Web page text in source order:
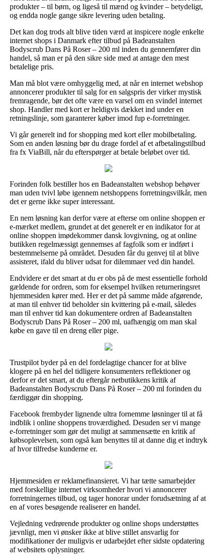
produkter – til børn, og ligeså til mænd og kvinder – betydeligt,
og endda nogle gange sikre levering uden betaling.
Det kan dog trods alt blive tiden værd at inspicere nogle enkelte
internet shops i Danmark efter tilbud på Badeanstalten
Bodyscrub Dans På Roser – 200 ml inden du gennemfører din
handel, så man er på den sikre side med at antage den mest
betalelige pris.
Man må blot være omhyggelig med, at når en internet webshop
annoncerer produkter til salg for en salgspris der virker mystisk
fremragende, bør det ofte være en varsel om en svindel internet
shop. Handler med kort er heldigvis dækket ind under en
retningslinje, som garanterer køber imod fup e-forretninger.
Vi går generelt ind for shopping med kort eller mobilbetaling.
Som en anden løsning bør du drage fordel af et afbetalingstilbud
fra fx ViaBill, når du efterspørger at betale beløbet over tid.
Forinden folk bestiller hos en Badeanstalten webshop behøver
man uden tvivl løbe igennem netshoppens forretningsvilkår, men
det er gerne ikke super interessant.
En nem løsning kan derfor være at efterse om online shoppen er
e-mærket medlem, grundet at det generelt er en indikator for at
online shoppen imødekommer dansk lovgivning, og at online
butikken regelmæssigt gennemses af fagfolk som er indført i
bestemmelserne på området. Desuden får du genvej til at blive
assisteret, ifald du bliver udsat for dilemmaer ved din handel.
Endvidere er det smart at du er obs på de mest essentielle forhold
gældende for ordren, som for eksempel hvilken returneringsret
hjemmesiden kører med. Her er det på samme måde afgørende,
at man til enhver tid beholder sin kvittering på e-mail, således
man til enhver tid kan dokumentere ordren af Badeanstalten
Bodyscrub Dans På Roser – 200 ml, uafhængig om man skal
købe en gave til en dreng eller pige.
Trustpilot byder på en del fordelagtige chancer for at blive
klogere på en hel del tidligere konsumenters reflektioner og
derfor er det smart, at du eftergår netbutikkens kritik af
Badeanstalten Bodyscrub Dans På Roser – 200 ml forinden du
færdiggør din shopping.
Facebook frembyder lignende ultra fornemme løsninger til at få
indblik i online shoppens troværdighed. Desuden ser vi mange
e-forretninger som gør det muligt at sammensætte en kritik af
købsoplevelsen, som også kan benyttes til at danne dig et indtryk
af hvor tilfredse kunderne er.
Hjemmesiden er reklamefinansieret. Vi har tætte samarbejder
med forskellige internet virksomheder hvori vi annoncerer
forretningernes tilbud, og tager honorar under forudsætning af at
en af vores besøgende realiserer en handel.
Vejledning vedrørende produkter og online shops understøttes
jævnligt, men vi ønsker ikke at blive stillet ansvarlig for
modifikationer der muligvis er udarbejdet efter sidste opdatering
af websitets oplysninger.